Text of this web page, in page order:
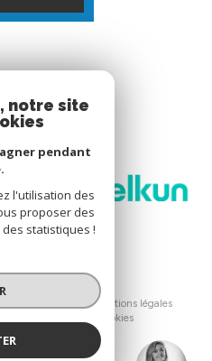
Mentions légales
Cookies
notre site
pendant
l'utilisation des
proposer des
statistiques !